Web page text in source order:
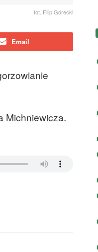
fot. Filip Górecki
Email
Michniewicza.